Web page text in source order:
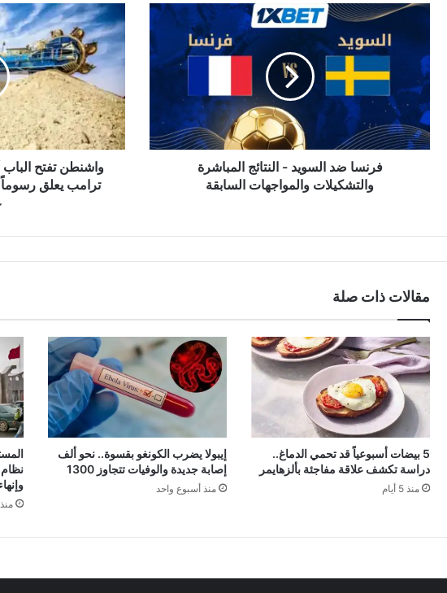
فرنسا
النتائج
المباشرة
والتشكيلات
والمواجهات
السابقة
فرنسا ضد السويد - النتائج المباشرة
والتشكيلات والمواجهات السابقة
واشنطن
تفتح
الباب
أمام
الفوسفاط
المغربي..
ترامب
يعلق
رسوماً
الأسمدة
واشنطن تفتح
ترامب يعلق
مقالات ذات صلة
5 بيضات أسبوعياً قد تحمي الدماغ..
دراسة تكشف علاقة مفاجئة بألزهايمر
منذ 5 أيام
إيبولا يضرب الكونغو بقسوة.. نحو ألف
إصابة جديدة والوفيات تتجاوز 1300
منذ أسبوع واحد
نظام